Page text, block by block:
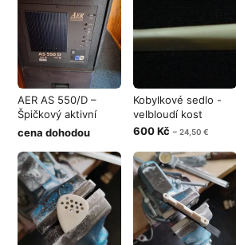
AER AS 550/D –
Špičkový aktivní
subwoofer 15"
cena dohodou
Kobylkové sedlo -
velbloudí kost
600 Kč ~ 24,50 €